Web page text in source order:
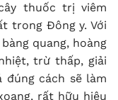
thuốc trị viêm
trong Đông y. Với
quang, hoàng
trừ thấp, giải
đúng cách sẽ làm
rất hữu hiệu